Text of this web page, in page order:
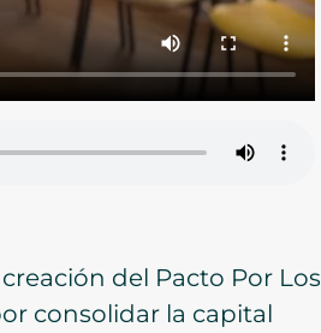
del Pacto Por Los
consolidar la capital